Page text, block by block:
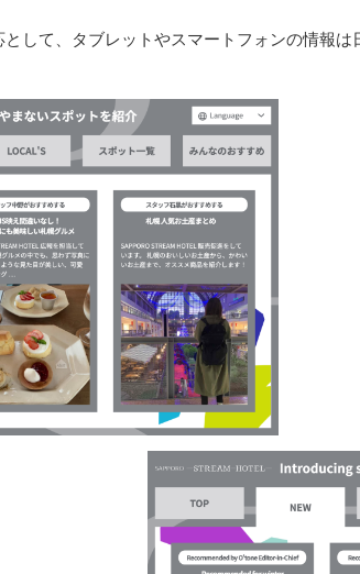
して、タブレットやスマートフォンの情報は